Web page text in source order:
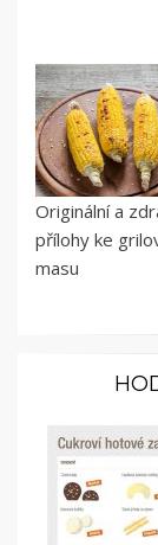
Originální a
přílohy ke
masu